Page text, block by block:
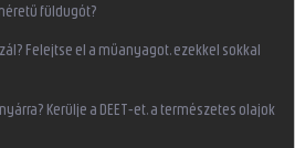
füldugót?
Felejtse el a műanyagot, ezekkel sokkal
Kerülje a DEET-et, a természetes olajok